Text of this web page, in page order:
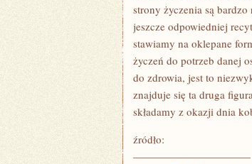
strony życzenia są
jeszcze odpowiedniej
stawiamy na oklepane
życzeń do potrzeb danej
do zdrowia, jest to
znajduje się ta druga
składamy z okazji dnia
źródło:
———————————